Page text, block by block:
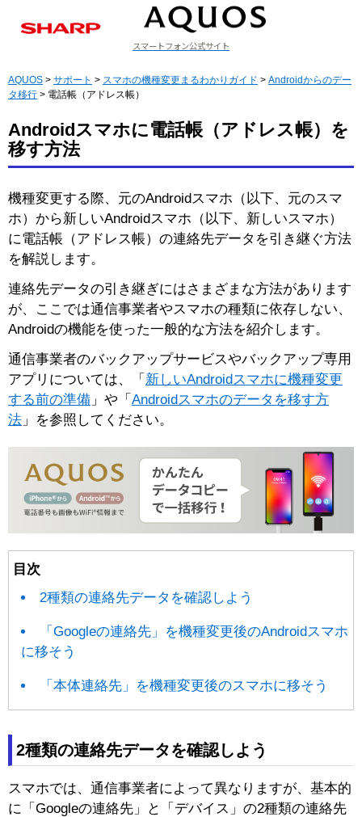
スマートフォン公式サイト
AQUOS > サポート > スマホの機種変更まるわかりガイド > Androidからのデー
タ移行 > 電話帳（アドレス帳）
Androidスマホに電話帳（アドレス帳）を
移す方法
機種変更する際、元のAndroidスマホ（以下、元のスマ
ホ）から新しいAndroidスマホ（以下、新しいスマホ）
に電話帳（アドレス帳）の連絡先データを引き継ぐ方法
を解説します。
連絡先データの引き継ぎにはさまざまな方法があります
が、ここでは通信事業者やスマホの種類に依存しない、
Androidの機能を使った一般的な方法を紹介します。
通信事業者のバックアップサービスやバックアップ専用
アプリについては、「 新しいAndroidスマホに機種変更
する前の準備 」や「 Androidスマホのデータを移す方
法 」を参照してください。
目次
2種類の連絡先データを確認しよう
「Googleの連絡先」を機種変更後のAndroidスマホ
に移そう
「本体連絡先」を機種変更後のスマホに移そう
2種類の連絡先データを確認しよう
スマホでは、通信事業者によって異なりますが、基本的
に「Googleの連絡先」と「デバイス」の2種類の連絡先